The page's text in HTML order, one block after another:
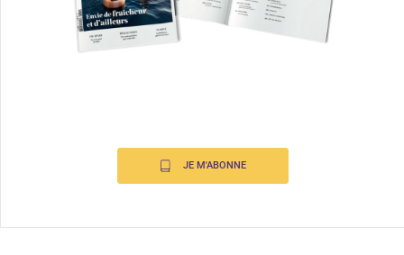
JE M'ABONNE